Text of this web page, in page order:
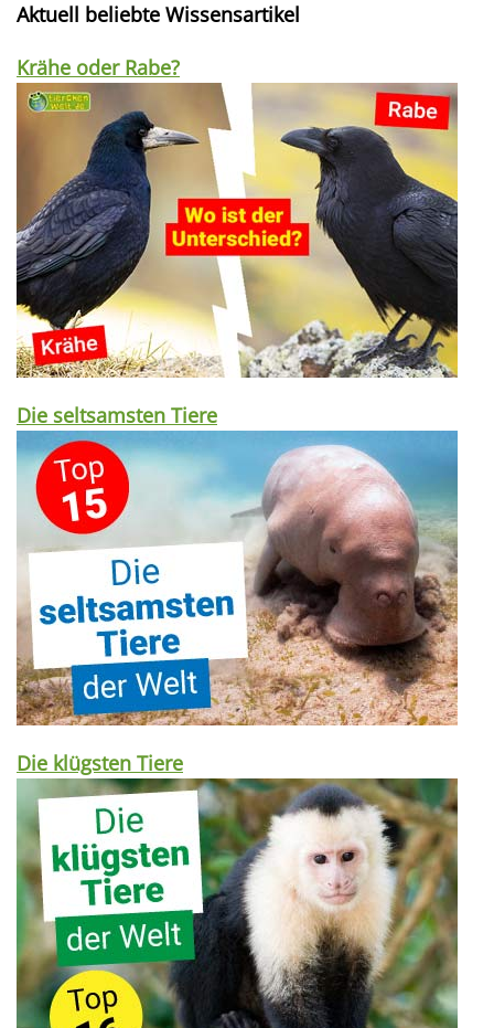
Aktuell beliebte Wissensartikel
Krähe oder Rabe?
Die seltsamsten Tiere
Die klügsten Tiere